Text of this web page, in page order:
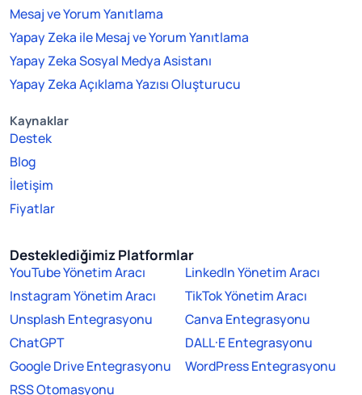
Mesaj ve Yorum Yanıtlama
Yapay Zeka ile Mesaj ve Yorum Yanıtlama
Yapay Zeka Sosyal Medya Asistanı
Yapay Zeka Açıklama Yazısı Oluşturucu
Kaynaklar
Destek
Blog
İletişim
Fiyatlar
Desteklediğimiz Platformlar
YouTube Yönetim Aracı
LinkedIn Yönetim Aracı
Instagram Yönetim Aracı
TikTok Yönetim Aracı
Unsplash Entegrasyonu
Canva Entegrasyonu
ChatGPT
DALL·E Entegrasyonu
Google Drive Entegrasyonu
WordPress Entegrasyonu
RSS Otomasyonu